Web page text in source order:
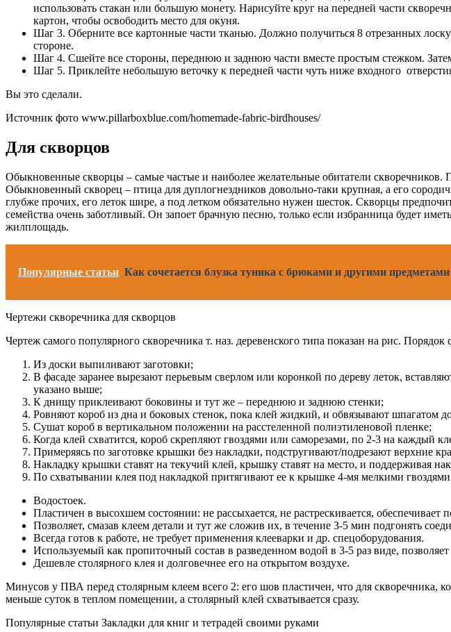
использовать стакан или большую монету. Нарисуйте круг на передней части
картон, чтобы освободить место для окуня.
Шаг 3. Оберните все картонные части тканью. Должно получиться 8 отрезанных
стороне.
Шаг 4. Сшейте все стороны, переднюю и заднюю части вместе простым стежком.
Шаг 5. Приклейте небольшую веточку к передней части чуть ниже входного
Вы это сделали.
Источник фото www.pillarboxblue.com/homemade-fabric-birdhouses/
Для скворцов
Обыкновенные скворцы – самые частые и наиболее желательные обитатели скворечников.
Обыкновенный скворец – птица для дуплогнездников довольно-таки крупная, а его
глубже прочих, его леток шире, а под летком обязательно нужен шесток. Скворцы
семейства очень заботливый. Он запоет брачную песню, только если избранница будет
жилплощадь.
Популярные статьи Как сочетается блузка туника с брюками и другими предметами
Чертежи скворечника для скворцов
Чертеж самого популярного скворечника т. наз. деревенского типа показан на рис. Порядок
Из доски выпиливают заготовки;
В фасаде заранее вырезают перьевым сверлом или коронкой по дереву леток,
указано выше;
К днищу приклеивают боковины и тут же – переднюю и заднюю стенки;
Ровняют короб из дна и боковых стенок, пока клей жидкий, и обвязывают шпагатом
Сушат короб в вертикальном положении на расстеленной полиэтиленовой пленке;
Когда клей схватится, короб скрепляют гвоздями или саморезами, по 2-3 на каждый
Примеряясь по заготовке крышки без накладки, подстругивают/подрезают верхние
Накладку крышки ставят на текучий клей, крышку ставят на место, и поддерживая
По схватывании клея под накладкой притягивают ее к крышке 4-мя мелкими
Водостоек.
Пластичен в высохшем состоянии: не рассыхается, не растрескивается, обеспечивает
Позволяет, смазав клеем детали и тут же сложив их, в течение 3-5 мин подгонять
Всегда готов к работе, не требует применения клееварки и др. спецоборудования.
Используемый как пропиточный состав в разведенном водой в 3-5 раз виде,
Дешевле столярного клея и долговечнее его на открытом воздухе.
Минусов у ПВА перед столярным клеем всего 2: его шов пластичен, что для
меньше суток в теплом помещении, а столярный клей схватывается сразу.
Популярные статьи Закладки для книг и тетрадей своими руками